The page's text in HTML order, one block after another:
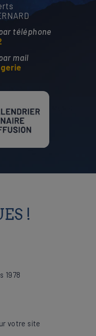
téléphone
mail
!
1978
votre site